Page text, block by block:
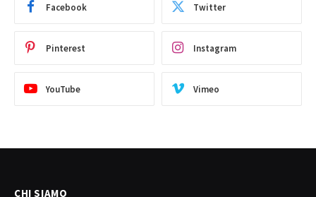
Facebook Twitter
Pinterest Instagram
YouTube Vimeo
CHI SIAMO